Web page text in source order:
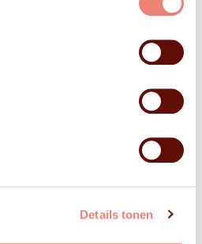
Details tonen